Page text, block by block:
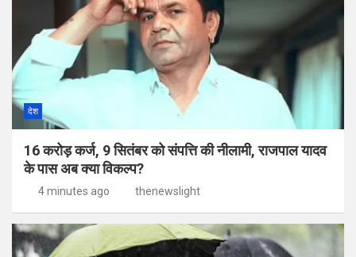
देश
16 करोड़ कर्ज, 9 सितंबर को संपत्ति की नीलामी, राजपाल यादव
के पास अब क्या विकल्प?
4 minutes ago thenewslight